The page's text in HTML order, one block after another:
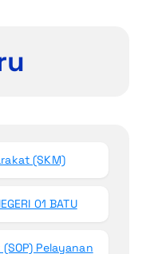
(SKM)
01 BATU
Pelayanan